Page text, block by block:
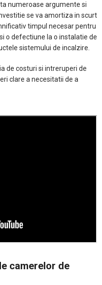
numeroase argumente si
se va amortiza in scurt
timpul necesar pentru
o defectiune la o instalatie de
sistemului de incalzire.
de costuri si intreruperi de
clare a necesitatii de a
camerelor de